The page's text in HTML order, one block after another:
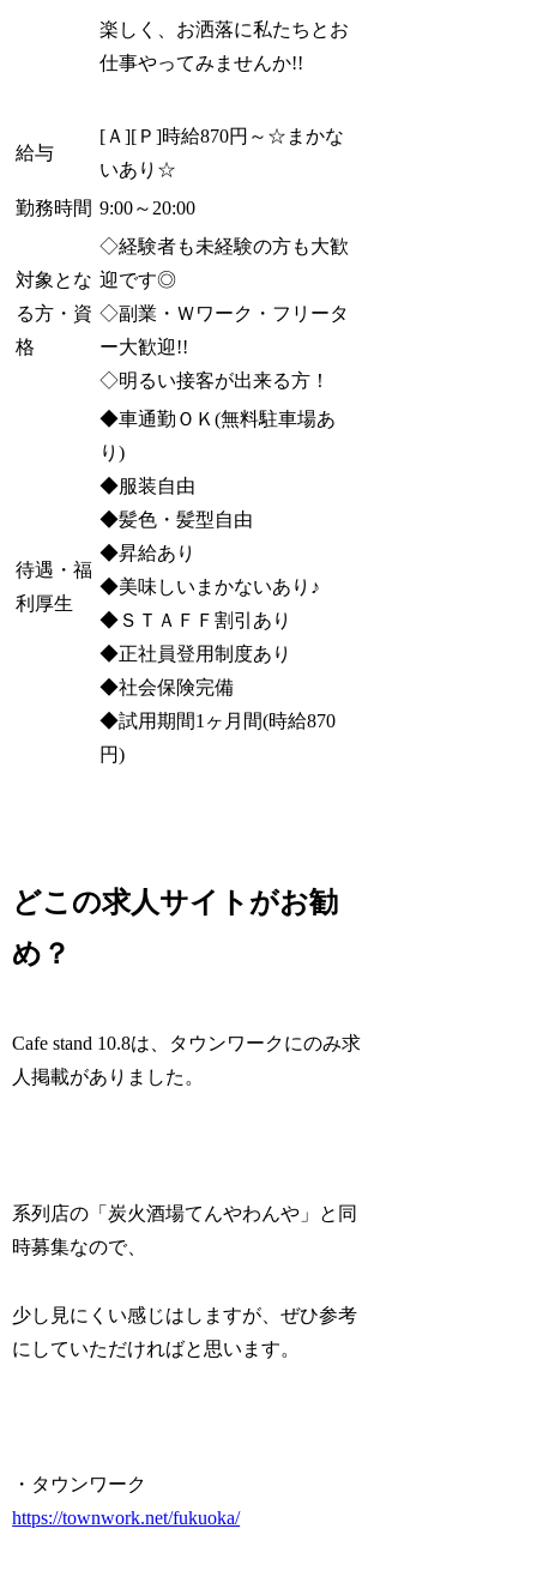
楽しく、お洒落に私たちとお
仕事やってみませんか!!
給与
[Ａ][Ｐ]時給870円～☆まかな
いあり☆
勤務時間 9:00～20:00
対象とな
る方・資
格
◇経験者も未経験の方も大歓
迎です◎
◇副業・Ｗワーク・フリータ
ー大歓迎!!
◇明るい接客が出来る方！
待遇・福
利厚生
◆車通勤ＯＫ(無料駐車場あ
り)
◆服装自由
◆髪色・髪型自由
◆昇給あり
◆美味しいまかないあり♪
◆ＳＴＡＦＦ割引あり
◆正社員登用制度あり
◆社会保険完備
◆試用期間1ヶ月間(時給870
円)
どこの求人サイトがお勧
め？
Cafe stand 10.8は、タウンワークにのみ求
人掲載がありました。
系列店の「炭火酒場てんやわんや」と同
時募集なので、
少し見にくい感じはしますが、ぜひ参考
にしていただければと思います。
・タウンワーク
https://townwork.net/fukuoka/